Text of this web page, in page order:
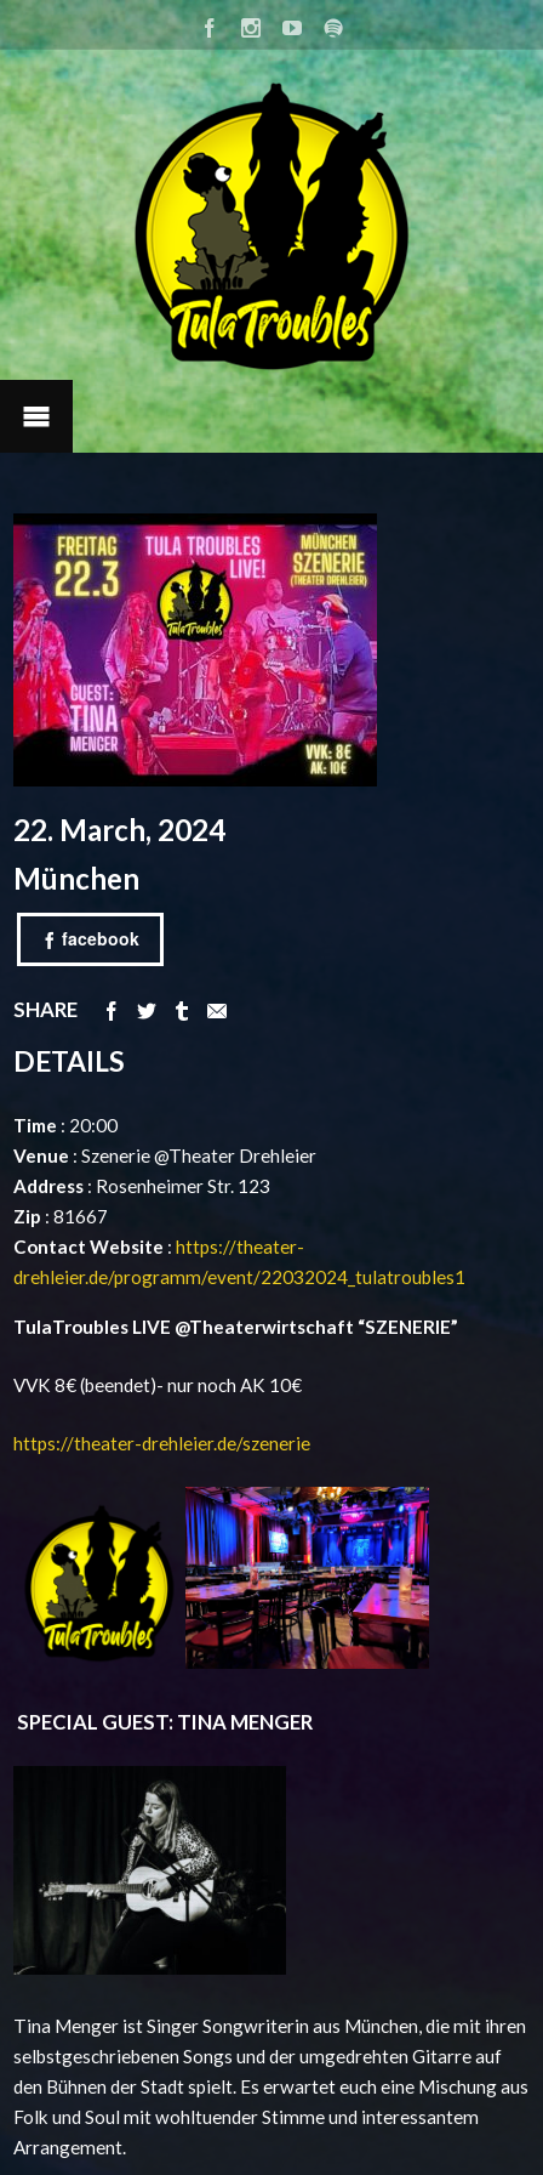
22. March, 2024
München
facebook
SHARE
DETAILS
Time : 20:00
Venue : Szenerie @Theater Drehleier
Address : Rosenheimer Str. 123
Zip : 81667
Contact Website :https://theater-
drehleier.de/programm/event/22032024_tulatroubles1
TulaTroubles LIVE @Theaterwirtschaft “SZENERIE”
VVK 8€ (beendet)- nur noch AK 10€
https://theater-drehleier.de/szenerie
SPECIAL GUEST: TINA MENGER
Tina Menger ist Singer Songwriterin aus München, die mit ihren
selbstgeschriebenen Songs und der umgedrehten Gitarre auf
den Bühnen der Stadt spielt. Es erwartet euch eine Mischung aus
Folk und Soul mit wohltuender Stimme und interessantem
Arrangement.